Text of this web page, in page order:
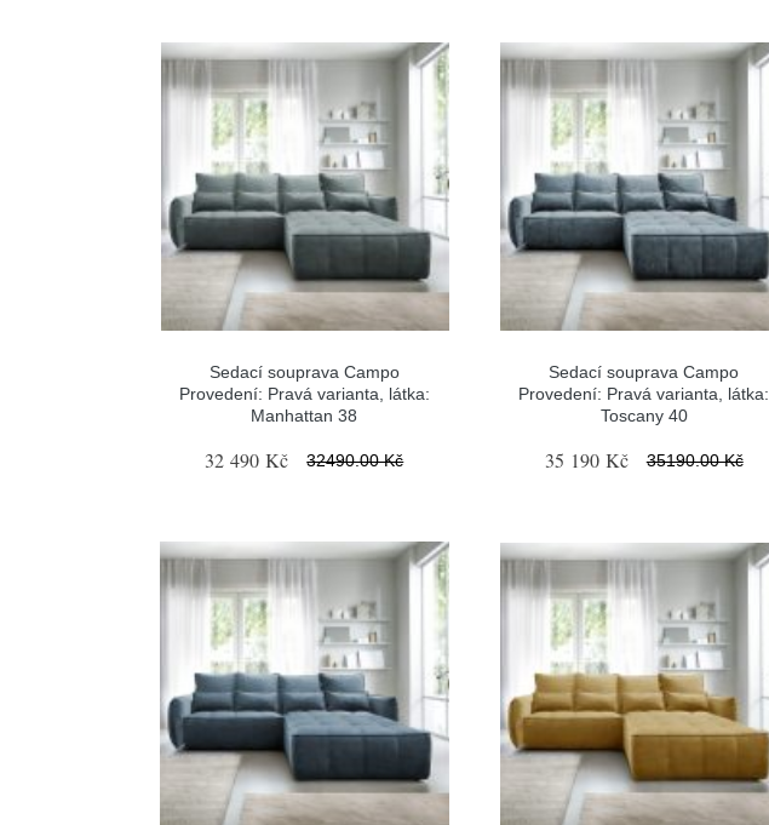
Sedací souprava Campo
Provedení: Pravá varianta, látka:
Manhattan 38
32 490 Kč 32490.00 Kč
Sedací souprava Campo
Provedení: Pravá varianta, látka:
Toscany 40
35 190 Kč 35190.00 Kč